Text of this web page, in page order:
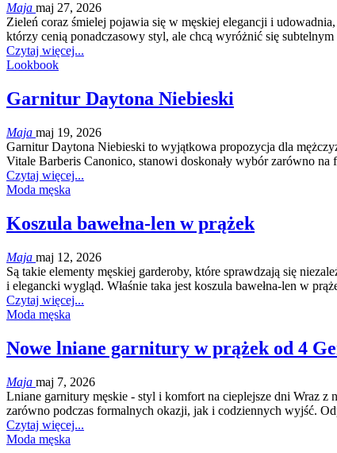
Maja maj 27, 2026
Zieleń coraz śmielej pojawia się w męskiej elegancji i
którzy cenią ponadczasowy styl, ale chcą wyróżnić się
Czytaj więcej...
Lookbook
Garnitur Daytona Niebieski
Maja maj 19, 2026
Garnitur Daytona Niebieski to wyjątkowa propozycja dla
Vitale Barberis Canonico, stanowi doskonały wybór zarówno
Czytaj więcej...
Moda męska
Koszula bawełna-len w prążek
Maja maj 12, 2026
Są takie elementy męskiej garderoby, które sprawdzają się
i elegancki wygląd. Właśnie taka jest koszula bawełna-len w
Czytaj więcej...
Moda męska
Nowe lniane garnitury w prążek od 4
Maja maj 7, 2026
Lniane garnitury męskie - styl i komfort na cieplejsze dni Wraz z
zarówno podczas formalnych okazji, jak i codziennych wyjść.
Czytaj więcej...
Moda męska